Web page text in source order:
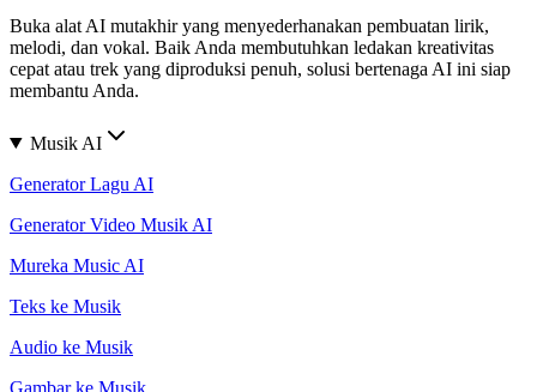
Buka alat AI mutakhir yang menyederhanakan pembuatan lirik,
melodi, dan vokal. Baik Anda membutuhkan ledakan kreativitas
cepat atau trek yang diproduksi penuh, solusi bertenaga AI ini siap
membantu Anda.
Musik AI
Generator Lagu AI
Generator Video Musik AI
Mureka Music AI
Teks ke Musik
Audio ke Musik
Gambar ke Musik